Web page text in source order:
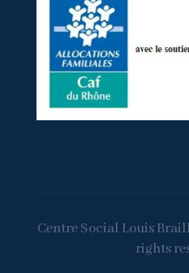
Centre Social Louis
rights